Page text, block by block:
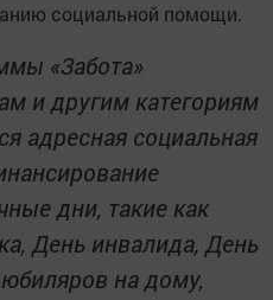
социальной помощи.
«Забота»
и другим категориям
адресная социальная
дни, такие как
День инвалида, День
на дому,